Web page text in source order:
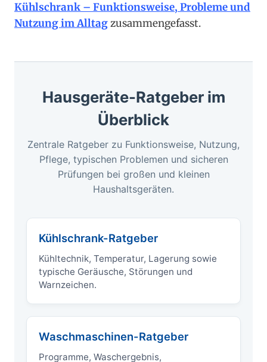
Kühlschrank – Funktionsweise, Probleme und
Nutzung im Alltagzusammengefasst.
Hausgeräte-Ratgeber im
Überblick
Zentrale Ratgeber zu Funktionsweise, Nutzung,
Pflege, typischen Problemen und sicheren
Prüfungen bei großen und kleinen
Haushaltsgeräten.
Kühlschrank-Ratgeber
Kühltechnik, Temperatur, Lagerung sowie
typische Geräusche, Störungen und
Warnzeichen.
Waschmaschinen-Ratgeber
Programme, Waschergebnis,